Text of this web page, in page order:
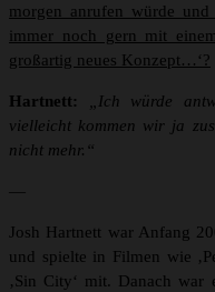
morgen anrufen würde
immer noch gern mit
großartig neues Konzept…‘?
Hartnett:
„Ich würde
vielleicht kommen wir ja
nicht mehr.“
—
Josh Hartnett war Anfang
und spielte in Filmen wie
‚Sin City‘ mit. Danach